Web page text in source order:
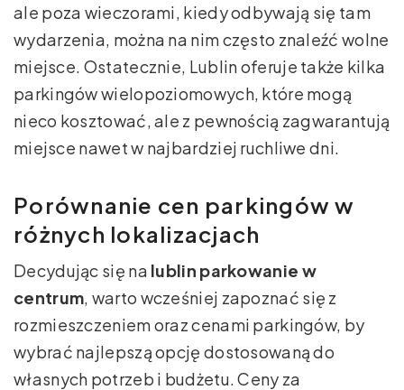
ale poza wieczorami, kiedy odbywają się tam
wydarzenia, można na nim często znaleźć wolne
miejsce. Ostatecznie, Lublin oferuje także kilka
parkingów wielopoziomowych, które mogą
nieco kosztować, ale z pewnością zagwarantują
miejsce nawet w najbardziej ruchliwe dni.
Porównanie cen parkingów w
różnych lokalizacjach
Decydując się na lublin parkowanie w
centrum, warto wcześniej zapoznać się z
rozmieszczeniem oraz cenami parkingów, by
wybrać najlepszą opcję dostosowaną do
własnych potrzeb i budżetu. Ceny za